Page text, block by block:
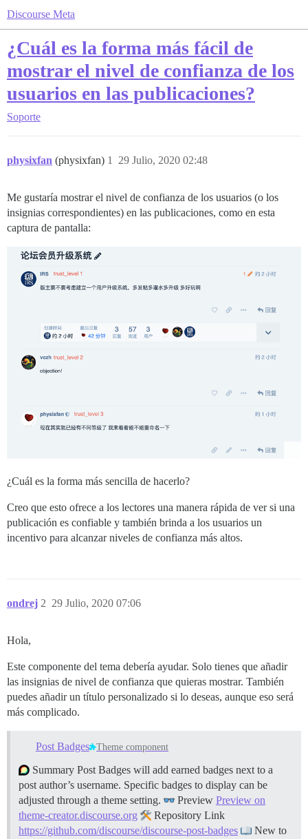
Discourse Meta
¿Cuál es la forma más fácil de
mostrar el nivel de confianza de los
usuarios en las publicaciones?
Soporte
physixfan (physixfan) 29 Julio, 2020 02:48
1
Me gustaría mostrar el nivel de confianza de los usuarios (o los
insignias correspondientes) en las publicaciones, como en esta
captura de pantalla:
¿Cuál es la forma más sencilla de hacerlo?
Creo que esto ofrece a los lectores una manera rápida de ver si una
publicación es confiable y también brinda a los usuarios un
incentivo para alcanzar niveles de confianza más altos.
ondrej 29 Julio, 2020 07:06
2
Hola,
Este componente del tema debería ayudar. Solo tienes que añadir
las insignias de nivel de confianza que quieras mostrar. También
puedes añadir un título personalizado si lo deseas, aunque eso será
más complicado.
Post Badges Theme component
Summary Post Badges will add earned badges next to a
post author’s username. Specific badges to display can be
adjusted through a theme setting.
Preview Preview on
theme-creator.discourse.org
Repository Link
https://github.com/discourse/discourse-post-badges
New to